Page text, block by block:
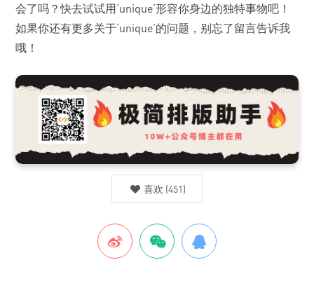
会了吗？快去试试用‘unique’形容你身边的独特事物吧！
如果你还有更多关于‘unique’的问题，别忘了留言告诉我
哦！
喜欢 (451)